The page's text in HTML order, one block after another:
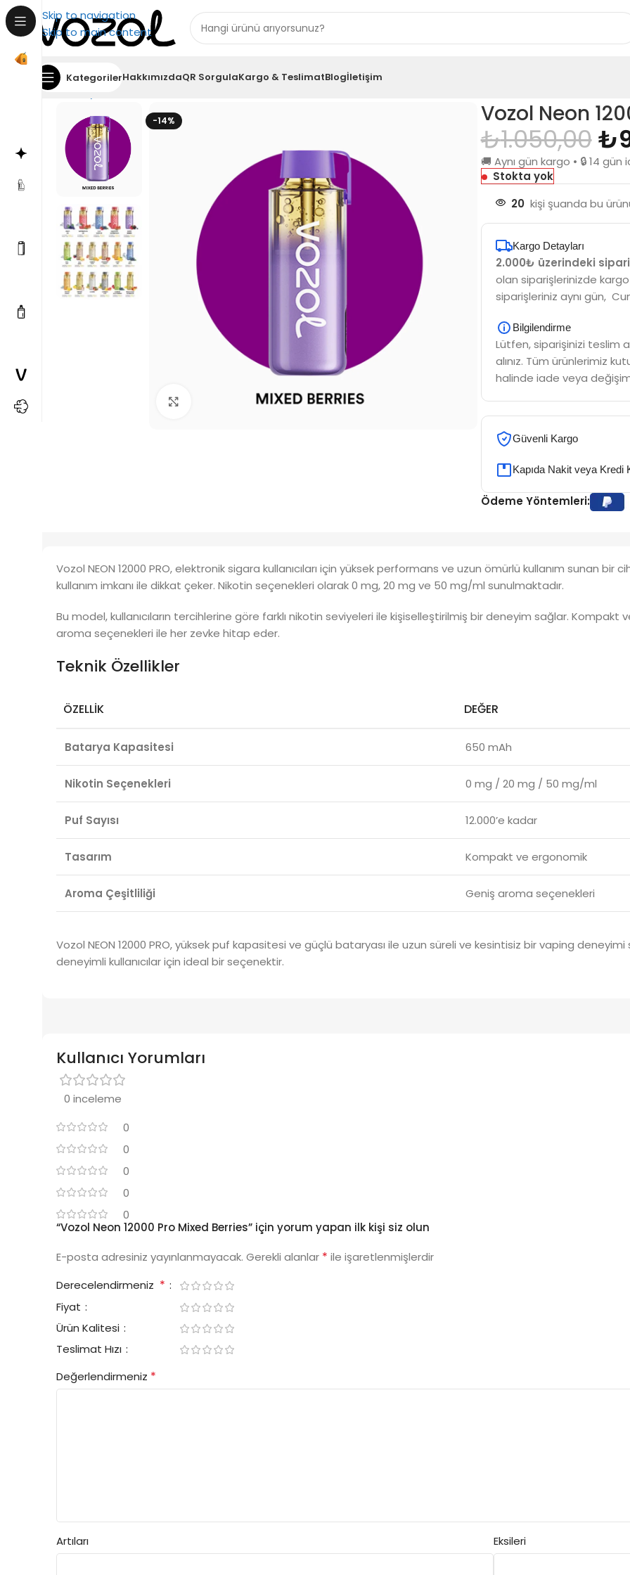
Skip to navigation
Skip to main content
KategorilerHakkımızdaQR SorgulaKargo & TeslimatBlogİletişim
Ana Sayfa
-14%
Büyütmek için tıkla
Vozol Neon
₺1.050,00₺
🚚 Aynı gün kargo • 🔒 14
Stokta yok
20 kişi şuanda bu
Kargo Detayları
2.000₺ üzerindeki
olan siparişlerinizde
siparişleriniz aynı gün,
Bilgilendirme
Lütfen, siparişinizi teslim
alınız. Tüm ürünlerimiz
halinde iade veya
Güvenli Kargo
Kapıda Nakit veya Kredi
Ödeme Yöntemleri:
Vozol NEON 12000 PRO, elektronik sigara kullanıcıları için yüksek performans ve uzun ömürlü kullanım sunan
kullanım imkanı ile dikkat çeker. Nikotin seçenekleri olarak 0 mg, 20 mg ve 50 mg/ml sunulmaktadır.
Bu model, kullanıcıların tercihlerine göre farklı nikotin seviyeleri ile kişiselleştirilmiş bir deneyim sağlar. Kompakt
aroma seçenekleri ile her zevke hitap eder.
Teknik Özellikler
ÖZELLIK DEĞER
Batarya Kapasitesi 650 mAh
Nikotin Seçenekleri 0 mg / 20 mg / 50 mg/ml
Puf Sayısı 12.000’e kadar
Tasarım Kompakt ve ergonomik
Aroma Çeşitliliği Geniş aroma seçenekleri
Vozol NEON 12000 PRO, yüksek puf kapasitesi ve güçlü bataryası ile uzun süreli ve kesintisiz bir vaping
deneyimli kullanıcılar için ideal bir seçenektir.
Kullanıcı Yorumları
0 inceleme
0
0
0
0
0
“Vozol Neon 12000 Pro Mixed Berries” için yorum yapan ilk kişi siz olun
E-posta adresiniz yayınlanmayacak. Gerekli alanlar * ile işaretlenmişlerdir
Derecelendirmeniz *
Fiyat
Ürün Kalitesi
Teslimat Hızı
Değerlendirmeniz *
Artıları Eksileri